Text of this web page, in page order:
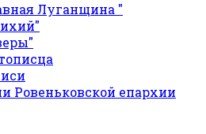
Луганщина "
Ровеньковской епархии